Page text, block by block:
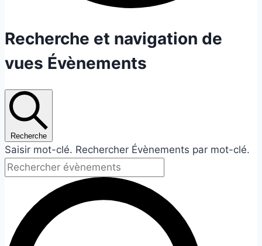
Évènements
for
29
juillet
2026
Recherche et navigation de
vues Évènements
Recherche
Saisir mot-clé. Rechercher Évènements par mot-clé.